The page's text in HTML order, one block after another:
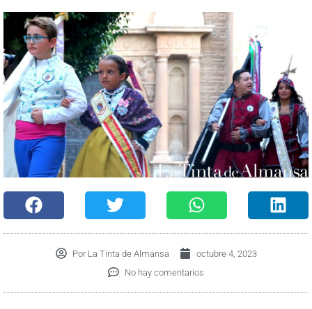
PorLa Tinta de Almansa
octubre 4, 2023
No hay comentarios